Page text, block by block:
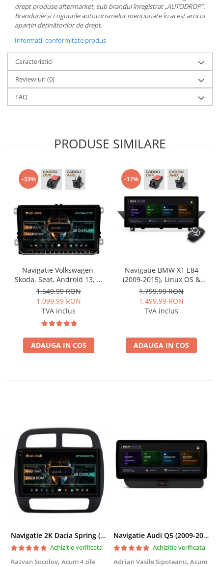
drept produse aftermarket, sub brandul înregistrat „AUTODROP”.
Brandurile și Logourile autoturismelor menționate în acest articol
aparțin deținătorilor de drept.
Informatii conformitate produs
Caracteristici
Review-uri(0)
FAQ
PRODUSE SIMILARE
-33%
Navigatie Volkswagen,
Skoda, Seat, Android 13, S-
Quadcore / 4GB RAM +
64GB ROM, 9 Inch - AD-
BGSW94L
1.649,99 RON
1.099,99 RON
TVA inclus
ADAUGA IN COS
-17%
Navigatie BMW X1 E84
(2009-2015), Linux OS &
OEM, Varianta iDrive,
CarPlay & Android Auto
Wireless, MirrorLink,
Camera AHD, 12.3 Inch -
1.799,99 RON
1.499,99 RON
TVA inclus
ADAUGA IN COS
Navigatie 2K Dacia Spring (2021- Prezent), Android, S-Quadcore / 4GB RAM + 64GB ROM, 9.5 Inch - AD-BGS90042K+AD-BGRKIT366V4s
Achizitie verificata
Razvan Socolov, Acum 4 zile
Navigatie Audi Q5 (2009-2017), Linux OS & OEM, MMI 3G, CarPlay & Android Auto Wireless, MirrorLink, Camera AHD, 12.3 Inch - AD-BGAALNXH+AD-BGRKITQ5002
Achizitie verificata
Adrian Vasile Sipoteanu, Acum